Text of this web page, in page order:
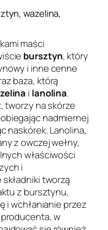
wazelina,
maści
bursztyn, który
i inne cenne
baza, którą
i lanolina.
tworzy na skórze
nadmiernej
naskórek. Lanolina,
z owczej wełny,
właściwości
i
tworzą
z bursztynu,
i wchłanianie przez
w